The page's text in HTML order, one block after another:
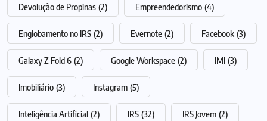
Devolução de Propinas (2) Empreendedorismo (4)
Englobamento no IRS (2) Evernote (2) Facebook (3)
Galaxy Z Fold 6 (2) Google Workspace (2) IMI (3)
Imobiliário (3) Instagram (5)
Inteligência Artificial (2) IRS (32) IRS Jovem (2)